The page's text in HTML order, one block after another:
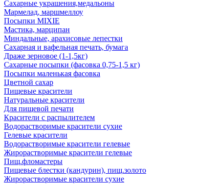
Сахарные украшения,медальоны
Мармелад, маршмеллоу
Посыпки MIXIE
Мастика, марципан
Миндальные, арахисовые лепестки
Сахарная и вафельная печать, бумага
Драже зерновое (1-1,5кг)
Сахарные посыпки (фасовка 0,75-1,5 кг)
Посыпки маленькая фасовка
Цветной сахар
Пищевые красители
Натуральные красители
Для пищевой печати
Красители с распылителем
Водорастворимые красители сухие
Гелевые красители
Водорастворимые красители гелевые
Жирорастворимые красители гелевые
Пищ.фломастеры
Пищевые блестки (кандурин), пищ.золото
Жирорастворимые красители сухие